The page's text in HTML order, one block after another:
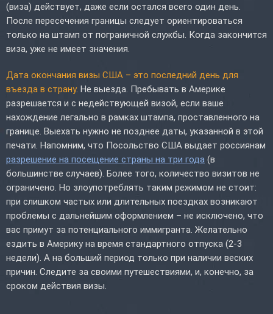
(виза) действует, даже если остался всего один день.
После пересечения границы следует ориентироваться
только на штамп от пограничной службы. Когда закончится
виза, уже не имеет значения.
Дата окончания визы США – это последний день для
въезда в страну. Не выезда. Пребывать в Америке
разрешается и с недействующей визой, если ваше
нахождение легально в рамках штампа, проставленного на
границе. Выехать нужно не позднее даты, указанной в этой
печати. Напомним, что Посольство США выдает россиянам
разрешение на посещение страны на три года (в
большинстве случаев). Более того, количество визитов не
ограничено. Но злоупотреблять таким режимом не стоит:
при слишком частых или длительных поездках возникают
проблемы с дальнейшим оформлением – не исключено, что
вас примут за потенциального иммигранта. Желательно
ездить в Америку на время стандартного отпуска (2-3
недели). А на больший период только при наличии веских
причин. Следите за своими путешествиями, и, конечно, за
сроком действия визы.